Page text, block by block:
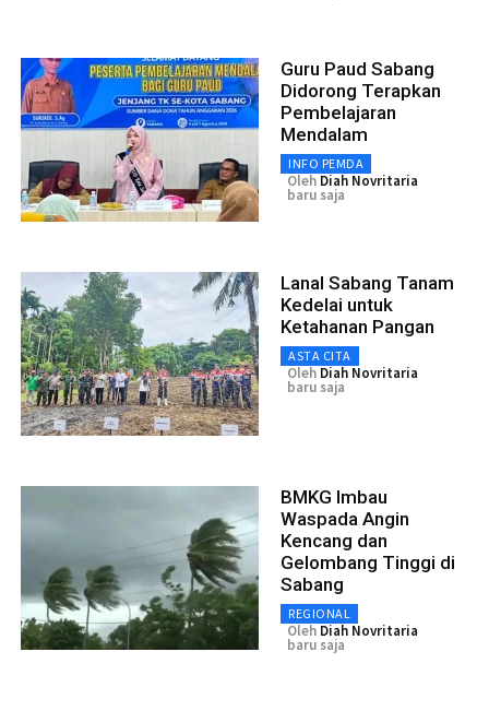
Guru Paud Sabang
Didorong Terapkan
Pembelajaran
Mendalam
INFO PEMDA
Oleh Diah Novritaria
baru saja
Lanal Sabang Tanam
Kedelai untuk
Ketahanan Pangan
ASTA CITA
Oleh Diah Novritaria
baru saja
BMKG Imbau
Waspada Angin
Kencang dan
Gelombang Tinggi di
Sabang
REGIONAL
Oleh Diah Novritaria
baru saja